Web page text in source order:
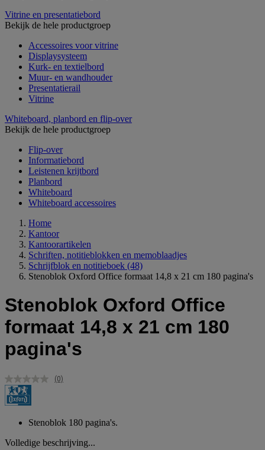
Vitrine en presentatiebord
Bekijk de hele productgroep
Accessoires voor vitrine
Displaysysteem
Kurk- en textielbord
Muur- en wandhouder
Presentatierail
Vitrine
Whiteboard, planbord en flip-over
Bekijk de hele productgroep
Flip-over
Informatiebord
Leistenen krijtbord
Planbord
Whiteboard
Whiteboard accessoires
Home
Kantoor
Kantoorartikelen
Schriften, notitieblokken en memoblaadjes
Schrijfblok en notitieboek (48)
Stenoblok Oxford Office formaat 14,8 x 21 cm 180 pagina's
Stenoblok Oxford Office
formaat 14,8 x 21 cm 180
pagina's
Geen
(0)
Stenoblok 180 pagina's.
Volledige beschrijving...